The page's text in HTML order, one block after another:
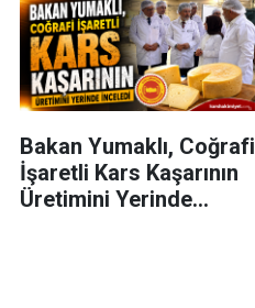
Bakan Yumaklı, Coğrafi
İşaretli Kars Kaşarının
Üretimini Yerinde